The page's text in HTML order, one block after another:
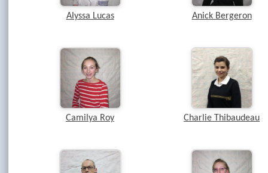
Alyssa Lucas Anick Bergeron
Camilya Roy Charlie Thibaudeau